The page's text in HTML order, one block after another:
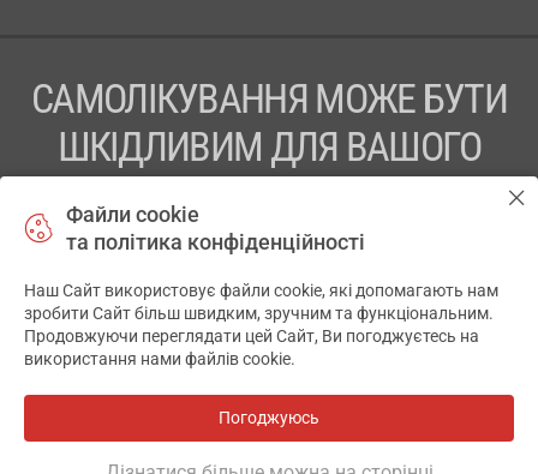
САМОЛІКУВАННЯ МОЖЕ БУТИ
ШКІДЛИВИМ ДЛЯ ВАШОГО
ПЕРЕД ЗАСТОСУВАННЯМ ПРЕПАРАТУ ПРОКОНСУЛЬТУЙТЕСЬ
ТОВ «АПТЕКА 911.ЮА» Код ЄДРПОУ 43631965.
Відмова від відповідальності
© 2014-2026. Медична інформаційна система АПТЕКА911.ЮА
Файли cookie
та політика конфіденційності
Наш Сайт використовує файли cookie, які допомагають нам
зробити Сайт більш швидким, зручним та функціональним.
Продовжуючи переглядати цей Сайт, Ви погоджуєтесь на
використання нами файлів cookie.
Погоджуюсь
✕